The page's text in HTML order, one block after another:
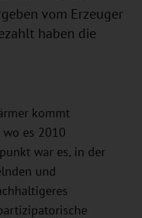
vom Erzeuger
haben die
kommt
wo es 2010
war es, in der
und